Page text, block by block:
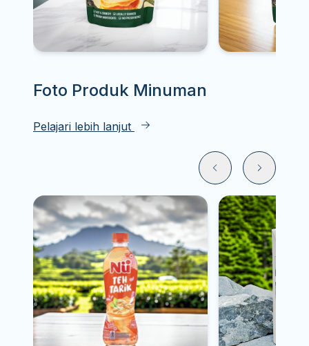
Foto Produk Minuman
Pelajari lebih lanjut